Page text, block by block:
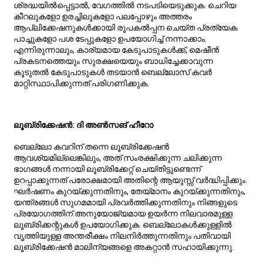
ശ്രദ്ധയിൽപ്പെട്ടാൽ, വേഗത്തിൽ നടപടിയെടുക്കുക. ചെറിയ
കീറലുകളോ ഉരച്ചിലുകളോ പലപ്പോഴും അത്തരം
ആപ്ലിക്കേഷനുകൾക്കായി രൂപകൽപ്പന ചെയ്ത പ്രത്യേക
പാച്ചുകളോ പശ ടേപ്പുകളോ ഉപയോഗിച്ച് നന്നാക്കാം.
എന്നിരുന്നാലും, കാര്യമായ കേടുപാടുകൾക്ക്, മെഷീൻ
പ്രകടനത്തെയും സുരക്ഷയെയും ബാധിച്ചേക്കാവുന്ന
കൂടുതൽ കേടുപാടുകൾ തടയാൻ ബെല്ലോസ് കവർ
മാറ്റിസ്ഥാപിക്കുന്നത് പരിഗണിക്കുക.
ലൂബ്രിക്കേഷൻ: ദി അൺസങ് ഹീറോ
ബെല്ലോ കവറിന് തന്നെ ലൂബ്രിക്കേഷൻ
ആവശ്യമില്ലെങ്കിലും, അത് സംരക്ഷിക്കുന്ന ചലിക്കുന്ന
ഭാഗങ്ങൾ നന്നായി ലൂബ്രിക്കേറ്റ് ചെയ്തിട്ടുണ്ടെന്ന്
ഉറപ്പാക്കുന്നത് പരോക്ഷമായി അതിന്റെ ആയുസ്സ് വർദ്ധിപ്പിക്കും.
ഘർഷണം കുറയ്ക്കുന്നതിനും, തേയ്മാനം കുറയ്ക്കുന്നതിനും,
യന്ത്രങ്ങൾ സുഗമമായി പ്രവർത്തിക്കുന്നതിനും നിങ്ങളുടെ
പ്രയോഗത്തിന് അനുയോജ്യമായ ഉയർന്ന നിലവാരമുള്ള
ലൂബ്രിക്കന്റുകൾ ഉപയോഗിക്കുക. ബെല്ലോകൾക്കുള്ളിൽ
വൃത്തിയുള്ള അന്തരീക്ഷം നിലനിർത്തുന്നതിനും പതിവായി
ലൂബ്രിക്കേഷൻ മാലിന്യങ്ങളെ അകറ്റാൻ സഹായിക്കുന്നു.